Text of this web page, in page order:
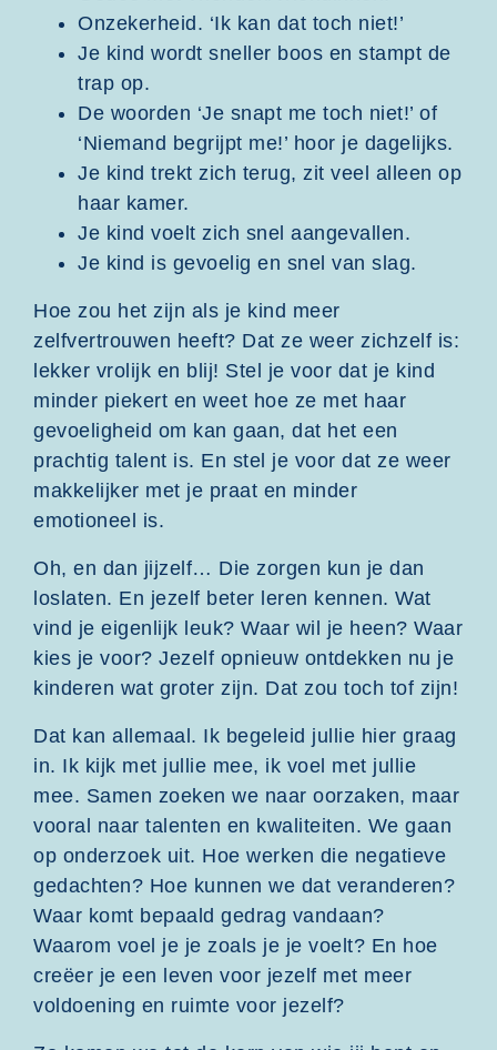
Onzekerheid. ‘Ik kan dat toch niet!’
Je kind wordt sneller boos en stampt de
trap op.
De woorden ‘Je snapt me toch niet!’ of
‘Niemand begrijpt me!’ hoor je dagelijks.
Je kind trekt zich terug, zit veel alleen op
haar kamer.
Je kind voelt zich snel aangevallen.
Je kind is gevoelig en snel van slag.
Hoe zou het zijn als je kind meer
zelfvertrouwen heeft? Dat ze weer zichzelf is:
lekker vrolijk en blij! Stel je voor dat je kind
minder piekert en weet hoe ze met haar
gevoeligheid om kan gaan, dat het een
prachtig talent is. En stel je voor dat ze weer
makkelijker met je praat en minder
emotioneel is.
Oh, en dan jijzelf… Die zorgen kun je dan
loslaten. En jezelf beter leren kennen. Wat
vind je eigenlijk leuk? Waar wil je heen? Waar
kies je voor? Jezelf opnieuw ontdekken nu je
kinderen wat groter zijn. Dat zou toch tof zijn!
Dat kan allemaal. Ik begeleid jullie hier graag
in. Ik kijk met jullie mee, ik voel met jullie
mee. Samen zoeken we naar oorzaken, maar
vooral naar talenten en kwaliteiten. We gaan
op onderzoek uit. Hoe werken die negatieve
gedachten? Hoe kunnen we dat veranderen?
Waar komt bepaald gedrag vandaan?
Waarom voel je je zoals je je voelt? En hoe
creëer je een leven voor jezelf met meer
voldoening en ruimte voor jezelf?